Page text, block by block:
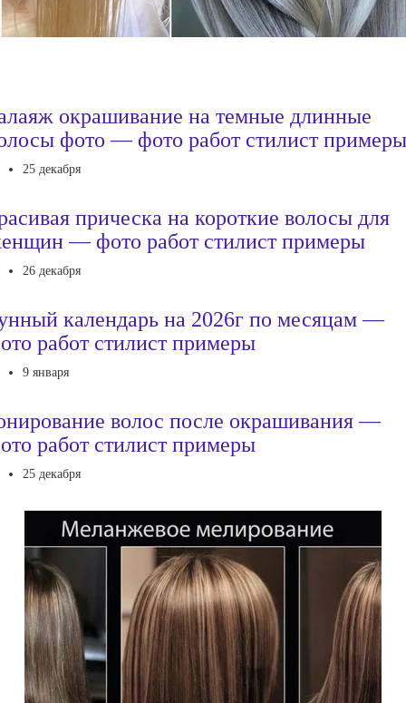
окрашивание на темные длинные
фото — фото работ стилист примеры
25 декабря
прическа на короткие волосы для
— фото работ стилист примеры
26 декабря
календарь на 2026г по месяцам —
работ стилист примеры
9 января
волос после окрашивания —
работ стилист примеры
25 декабря